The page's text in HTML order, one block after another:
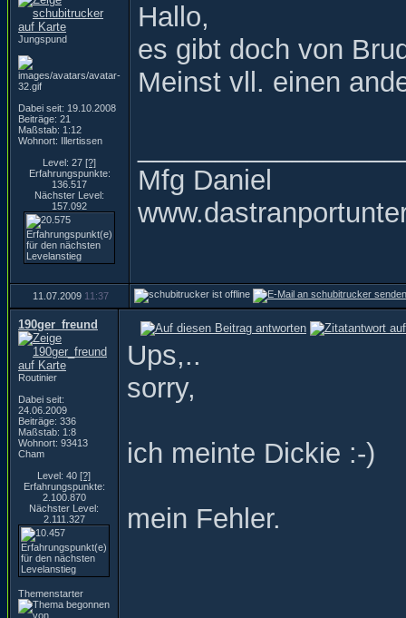
Jungspund
Dabei seit: 19.10.2008
Beiträge: 21
Maßstab: 1:12
Wohnort: Illertissen
Level: 27 [?]
Erfahrungspunkte:
136.517
Nächster Level:
157.092
Hallo,
es gibt doch von
Meinst vll. einen
Mfg Daniel
11.07.2009 11:37
190ger_freund
Routinier
Dabei seit:
24.06.2009
Beiträge: 336
Maßstab: 1:8
Wohnort: 93413
Cham
Level: 40 [?]
Erfahrungspunkte:
2.100.870
Nächster Level:
2.111.327
Themenstarter
Ups,..
sorry,
ich meinte Dickie :-)
mein Fehler.